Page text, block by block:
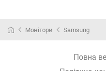
Монітори Samsung
Повна